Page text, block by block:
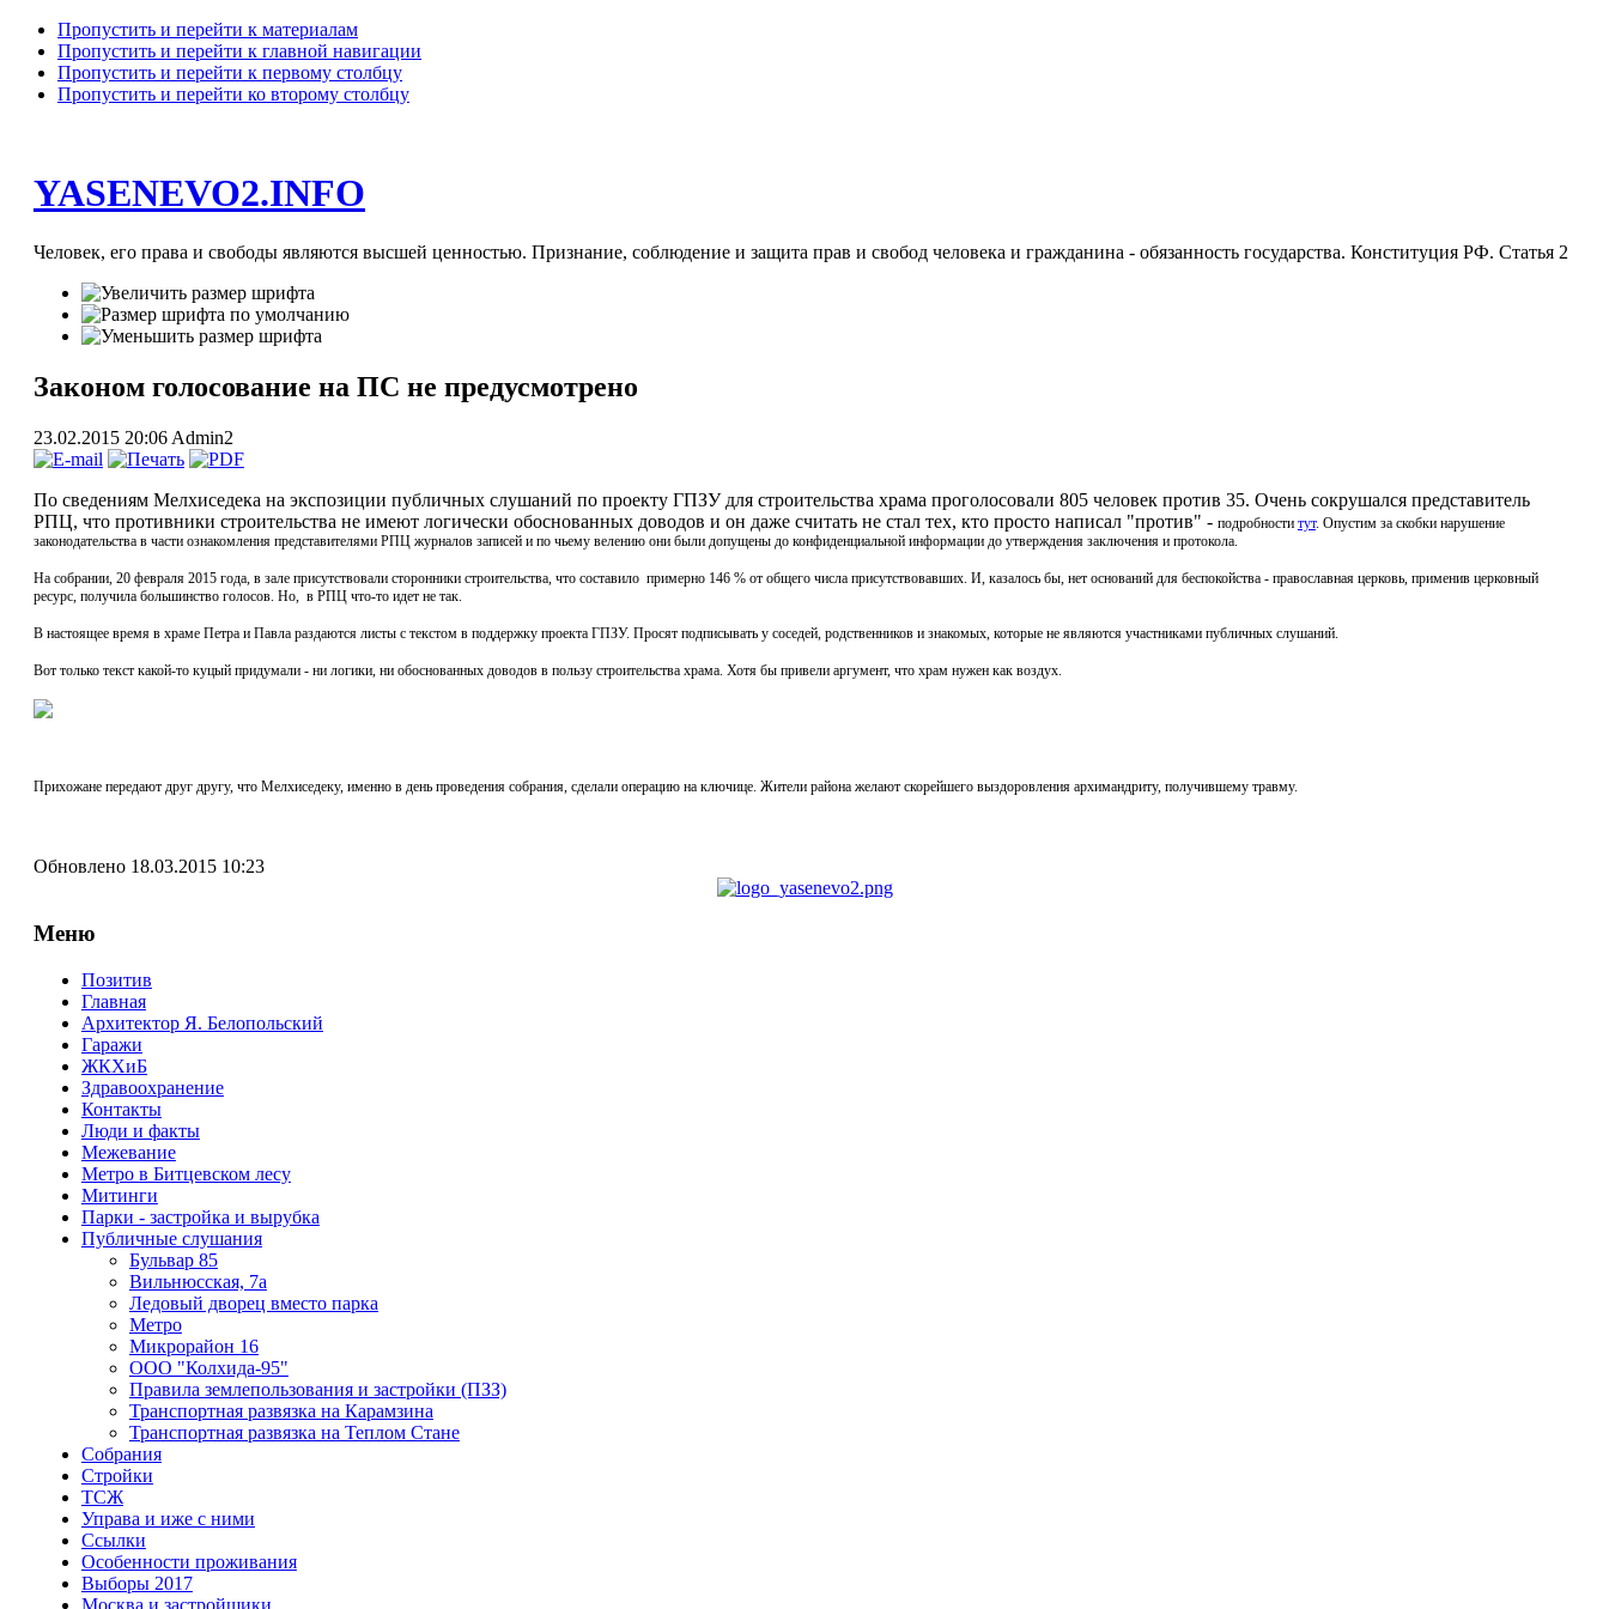
Пропустить и перейти к материалам
Пропустить и перейти к главной навигации
Пропустить и перейти к первому столбцу
Пропустить и перейти ко второму столбцу
YASENEVO2.INFO
Человек, его права и свободы являются высшей ценностью. Признание, соблюдение и защита прав и свобод человека и гражданина - обязанность государства. Конституция РФ. Статья 2
Законом голосование на ПС не предусмотрено
23.02.2015 20:06 Admin2
По сведениям Мелхиседека на экспозиции публичных слушаний по проекту ГПЗУ для строительства храма проголосовали 805 человек против 35. Очень сокрушался представитель
РПЦ, что противники строительства не имеют логически обоснованных доводов и он даже считать не стал тех, кто просто написал "против" - подробности тут. Опустим за скобки нарушение
законодательства в части ознакомления представителями РПЦ журналов записей и по чьему велению они были допущены до конфиденциальной информации до утверждения заключения и протокола.
На собрании, 20 февраля 2015 года, в зале присутствовали сторонники строительства, что составило примерно 146 % от общего числа присутствовавших. И, казалось бы, нет оснований для беспокойства - православная церковь, применив церковный
ресурс, получила большинство голосов. Но, в РПЦ что-то идет не так.
В настоящее время в храме Петра и Павла раздаются листы с текстом в поддержку проекта ГПЗУ. Просят подписывать у соседей, родственников и знакомых, которые не являются участниками публичных слушаний.
Вот только текст какой-то куцый придумали - ни логики, ни обоснованных доводов в пользу строительства храма. Хотя бы привели аргумент, что храм нужен как воздух.
Прихожане передают друг другу, что Мелхиседеку, именно в день проведения собрания, сделали операцию на ключице. Жители района желают скорейшего выздоровления архимандриту, получившему травму.
Обновлено 18.03.2015 10:23
Меню
Позитив
Главная
Архитектор Я. Белопольский
Гаражи
ЖКХиБ
Здравоохранение
Контакты
Люди и факты
Межевание
Метро в Битцевском лесу
Митинги
Парки - застройка и вырубка
Публичные слушания
Бульвар 85
Вильнюсская, 7а
Ледовый дворец вместо парка
Метро
Микрорайон 16
ООО "Колхида-95"
Правила землепользования и застройки (ПЗЗ)
Транспортная развязка на Карамзина
Транспортная развязка на Теплом Стане
Собрания
Стройки
ТСЖ
Управа и иже с ними
Ссылки
Особенности проживания
Выборы 2017